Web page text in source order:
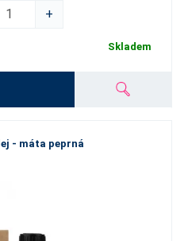
+
Skladem
- máta peprná